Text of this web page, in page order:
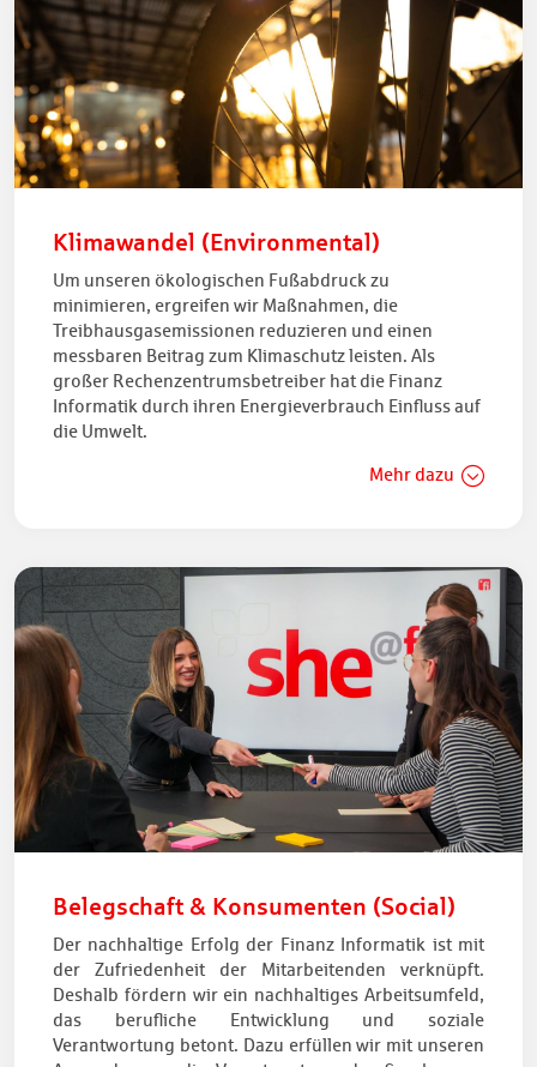
Klimawandel (Environmental)
Um unseren ökologischen Fußabdruck zu
minimieren, ergreifen wir Maßnahmen, die
Treibhausgasemissionen reduzieren und einen
messbaren Beitrag zum Klimaschutz leisten. Als
großer Rechenzentrumsbetreiber hat die Finanz
Informatik durch ihren Energieverbrauch Einfluss auf
die Umwelt.
Mehr dazu
Belegschaft & Konsumenten (Social)
Der nachhaltige Erfolg der Finanz Informatik ist mit
der Zufriedenheit der Mitarbeitenden verknüpft.
Deshalb fördern wir ein nachhaltiges Arbeitsumfeld,
das berufliche Entwicklung und soziale
Verantwortung betont. Dazu erfüllen wir mit unseren